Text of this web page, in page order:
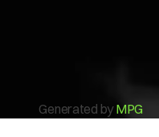
Generated byMPG